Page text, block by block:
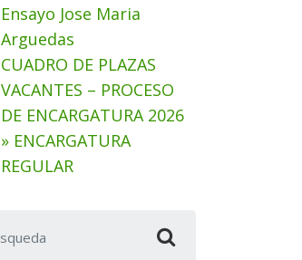
Ensayo Jose Maria
Arguedas
CUADRO DE PLAZAS
VACANTES – PROCESO
DE ENCARGATURA 2026
» ENCARGATURA
REGULAR